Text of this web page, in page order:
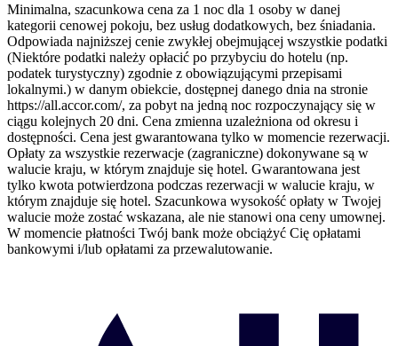
Minimalna, szacunkowa cena za 1 noc dla 1 osoby w danej
kategorii cenowej pokoju, bez usług dodatkowych, bez śniadania.
Odpowiada najniższej cenie zwykłej obejmującej wszystkie podatki
(Niektóre podatki należy opłacić po przybyciu do hotelu (np.
podatek turystyczny) zgodnie z obowiązującymi przepisami
lokalnymi.) w danym obiekcie, dostępnej danego dnia na stronie
https://all.accor.com/, za pobyt na jedną noc rozpoczynający się w
ciągu kolejnych 20 dni. Cena zmienna uzależniona od okresu i
dostępności. Cena jest gwarantowana tylko w momencie rezerwacji.
Opłaty za wszystkie rezerwacje (zagraniczne) dokonywane są w
walucie kraju, w którym znajduje się hotel. Gwarantowana jest
tylko kwota potwierdzona podczas rezerwacji w walucie kraju, w
którym znajduje się hotel. Szacunkowa wysokość opłaty w Twojej
walucie może zostać wskazana, ale nie stanowi ona ceny umownej.
W momencie płatności Twój bank może obciążyć Cię opłatami
bankowymi i/lub opłatami za przewalutowanie.